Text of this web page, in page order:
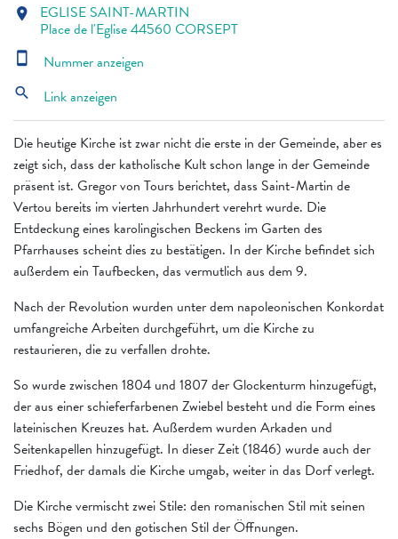
Die heutige Kirche ist zwar nicht die erste in der Gemeinde, aber es
zeigt sich, dass der katholische Kult schon lange in der Gemeinde
präsent ist. Gregor von Tours berichtet, dass Saint-Martin de
Vertou bereits im vierten Jahrhundert verehrt wurde. Die
Entdeckung eines karolingischen Beckens im Garten des
Pfarrhauses scheint dies zu bestätigen. In der Kirche befindet sich
außerdem ein Taufbecken, das vermutlich aus dem 9.
Nach der Revolution wurden unter dem napoleonischen Konkordat
umfangreiche Arbeiten durchgeführt, um die Kirche zu
restaurieren, die zu verfallen drohte.
So wurde zwischen 1804 und 1807 der Glockenturm hinzugefügt,
der aus einer schieferfarbenen Zwiebel besteht und die Form eines
lateinischen Kreuzes hat. Außerdem wurden Arkaden und
Seitenkapellen hinzugefügt. In dieser Zeit (1846) wurde auch der
Friedhof, der damals die Kirche umgab, weiter in das Dorf verlegt.
Die Kirche vermischt zwei Stile: den romanischen Stil mit seinen
sechs Bögen und den gotischen Stil der Öffnungen.
location_on EGLISE SAINT-MARTIN
Place de l'Eglise 44560 CORSEPT
smartphone Nummer anzeigen
search Link anzeigen